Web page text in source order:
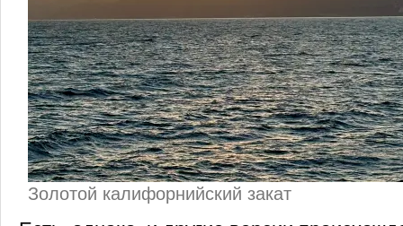
Золотой калифорнийский закат